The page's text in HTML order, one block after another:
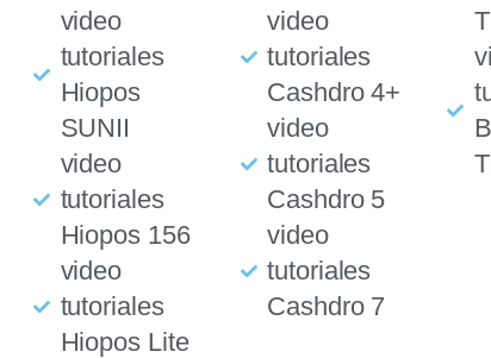
video
tutoriales
Hiopos
SUNII
video
tutoriales
Hiopos 156
video
tutoriales
Hiopos Lite
video
tutoriales
Cashdro 4+
video
tutoriales
Cashdro 5
video
tutoriales
Cashdro 7